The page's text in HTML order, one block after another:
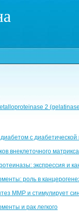
2
с
внеклеточного
экспрессия и
роль в
MMP и стимулирует
и рак легкого